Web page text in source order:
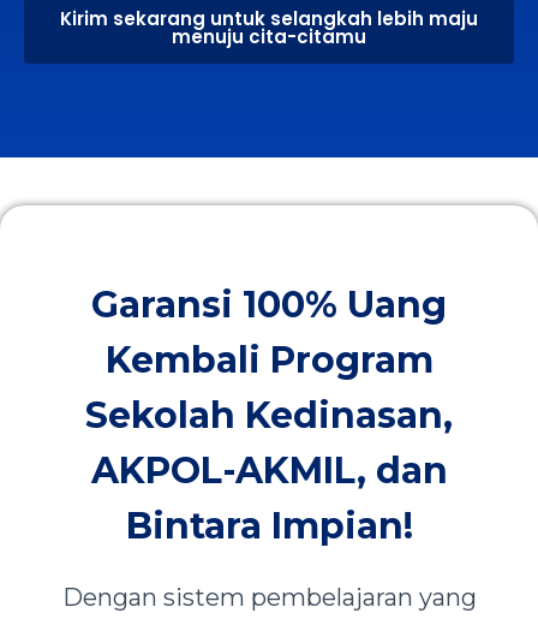
Kirim sekarang untuk selangkah lebih maju
menuju cita-citamu
Garansi 100% Uang
Kembali Program
Sekolah Kedinasan,
AKPOL-AKMIL, dan
Bintara Impian!
Dengan sistem pembelajaran yang